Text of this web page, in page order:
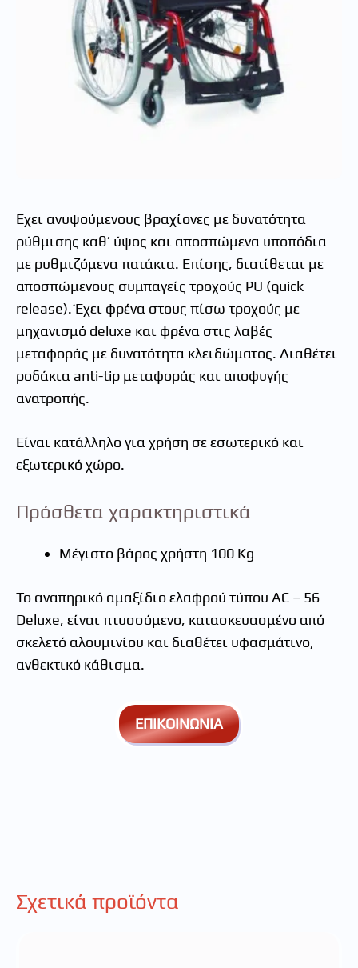
Έχει ανυψούμενους βραχίονες με δυνατότητα
ρύθμισης καθ’ ύψος και αποσπώμενα υποπόδια
με ρυθμιζόμενα πατάκια. Επίσης, διατίθεται με
αποσπώμενους συμπαγείς τροχούς PU (quick
release). Έχει φρένα στους πίσω τροχούς με
μηχανισμό deluxe και φρένα στις λαβές
μεταφοράς με δυνατότητα κλειδώματος. Διαθέτει
ροδάκια anti-tip μεταφοράς και αποφυγής
ανατροπής.
Είναι κατάλληλο για χρήση σε εσωτερικό και
εξωτερικό χώρο.
Πρόσθετα χαρακτηριστικά
Μέγιστο βάρος χρήστη 100 Kg
Το αναπηρικό αμαξίδιο ελαφρού τύπου AC – 56
Deluxe, είναι πτυσσόμενο, κατασκευασμένο από
σκελετό αλουμινίου και διαθέτει υφασμάτινο,
ανθεκτικό κάθισμα.
ΕΠΙΚΟΙΝΩΝΙΑ
Σχετικά προϊόντα